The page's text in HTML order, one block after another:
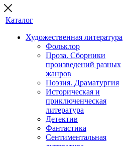
Каталог
Художественная литература
Фольклор
Проза. Сборники
произведений разных
жанров
Поэзия. Драматургия
Историческая и
приключенческая
литература
Детектив
Фантастика
Сентиментальная